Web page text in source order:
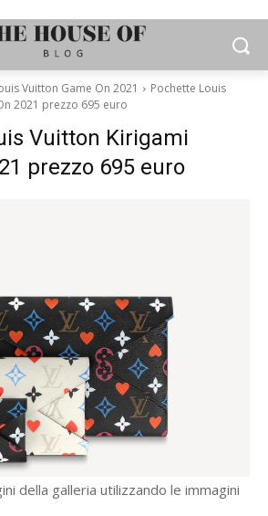
Vuitton Game On 2021
Pochette Louis
2021 prezzo 695 euro
Vuitton Kirigami
prezzo 695 euro
della galleria utilizzando le immagini